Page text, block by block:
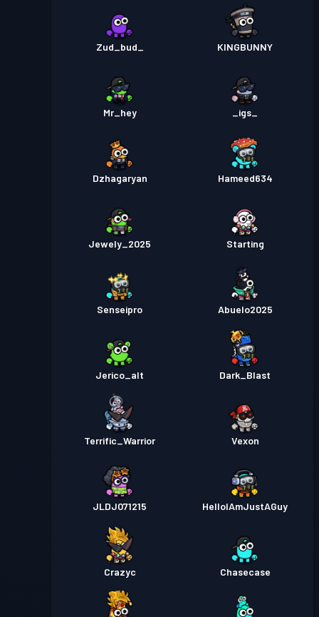
Zud_bud_ KINGBUNNY
Mr_hey _igs_
Dzhagaryan Hameed634
Jewely_2025 Starting
Senseipro Abuelo2025
Jerico_alt Dark_Blast
Terrific_Warrior Vexon
JLDJ071215 HelloIAmJustAGuy
Crazyc Chasecase